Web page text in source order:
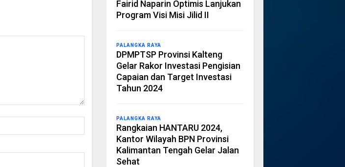
Fairid Naparin Optimis Lanjukan
Program Visi Misi Jilid II
PALANGKA RAYA
DPMPTSP Provinsi Kalteng
Gelar Rakor Investasi Pengisian
Capaian dan Target Investasi
Tahun 2024
PALANGKA RAYA
Rangkaian HANTARU 2024,
Kantor Wilayah BPN Provinsi
Kalimantan Tengah Gelar Jalan
Sehat